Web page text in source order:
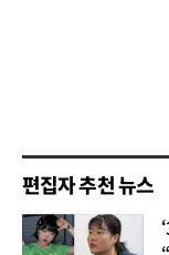
편집자 추천 뉴스